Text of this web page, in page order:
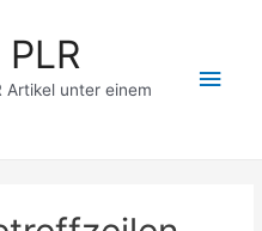
Artikel unter einem